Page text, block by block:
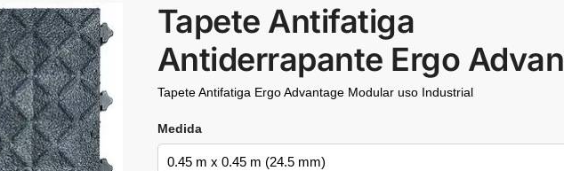
Tapete Antifatiga
Antiderrapante Ergo
Tapete Antifatiga Ergo Advantage Modular uso Industrial
Medida